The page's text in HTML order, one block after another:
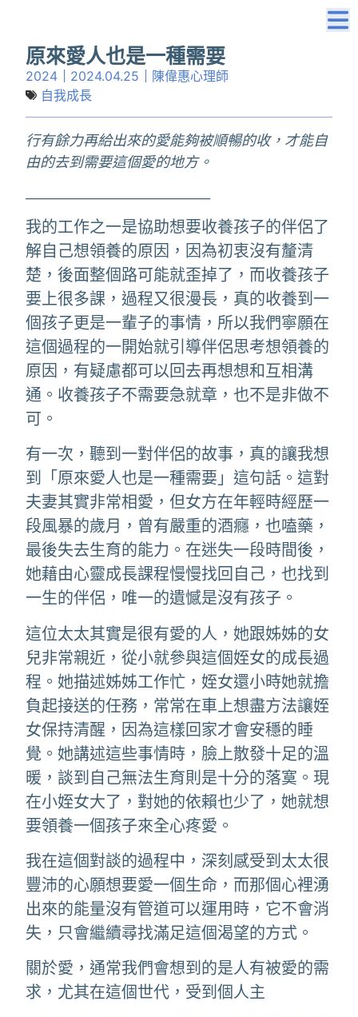
原來愛人也是一種需要
2024 2024.04.25
陳偉惠心理師
自我成長
行有餘力再給出來的愛能夠被順暢的收，才能自
由的去到需要這個愛的地方。
我的工作之一是協助想要收養孩子的伴侶了
解自己想領養的原因，因為初衷沒有釐清
楚，後面整個路可能就歪掉了，而收養孩子
要上很多課，過程又很漫長，真的收養到一
個孩子更是一輩子的事情，所以我們寧願在
這個過程的一開始就引導伴侶思考想領養的
原因，有疑慮都可以回去再想想和互相溝
通。收養孩子不需要急就章，也不是非做不
可。
有一次，聽到一對伴侶的故事，真的讓我想
到「原來愛人也是一種需要」這句話。這對
夫妻其實非常相愛，但女方在年輕時經歷一
段風暴的歲月，曾有嚴重的酒癮，也嗑藥，
最後失去生育的能力。在迷失一段時間後，
她藉由心靈成長課程慢慢找回自己，也找到
一生的伴侶，唯一的遺憾是沒有孩子。
這位太太其實是很有愛的人，她跟姊姊的女
兒非常親近，從小就參與這個姪女的成長過
程。她描述姊姊工作忙，姪女還小時她就擔
負起接送的任務，常常在車上想盡方法讓姪
女保持清醒，因為這樣回家才會安穩的睡
覺。她講述這些事情時，臉上散發十足的溫
暖，談到自己無法生育則是十分的落寞。現
在小姪女大了，對她的依賴也少了，她就想
要領養一個孩子來全心疼愛。
我在這個對談的過程中，深刻感受到太太很
豐沛的心願想要愛一個生命，而那個心裡湧
出來的能量沒有管道可以運用時，它不會消
失，只會繼續尋找滿足這個渴望的方式。
關於愛，通常我們會想到的是人有被愛的需
求，尤其在這個世代，受到個人主